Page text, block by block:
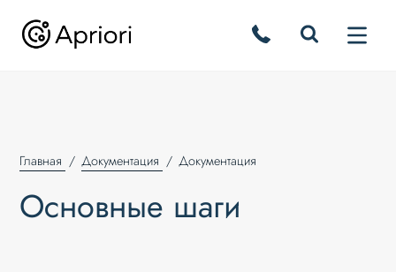
Главная Документация Документация
Основные шаги